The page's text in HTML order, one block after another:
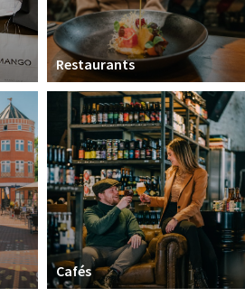
Restaurants
Cafés